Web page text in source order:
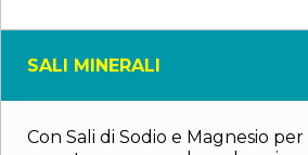
SALI MINERALI
Con Sali di Sodio e Magnesio